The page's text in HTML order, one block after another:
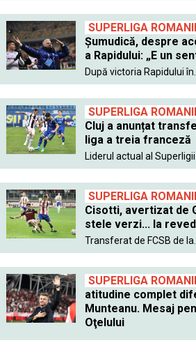
SUPERLIGA
Șumudică, despre
a Rapidului: „E un
După victoria Rapidului în...
SUPERLIGA
Cluj a anunțat
liga a treia franceză
Liderul actual al Superligii
SUPERLIGA
Cisotti, avertizat de
stele verzi... la
Transferat de FCSB de la...
SUPERLIGA
atitudine complet
Munteanu. Mesaj
Oţelului